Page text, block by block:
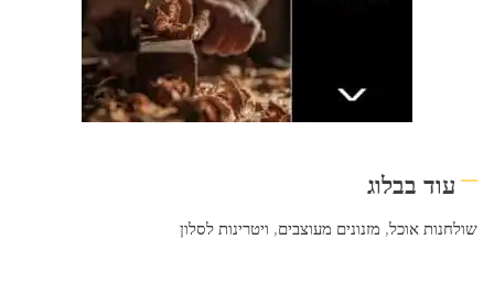
עוד בבלוג
שולחנות אוכל, מזנונים מעוצבים, ויטרינות לסלון